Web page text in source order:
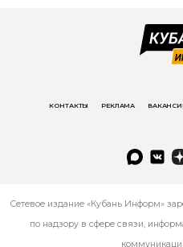
КОНТАКТЫ РЕКЛАМА
Сетевое издание «Кубань Информ»
по надзору в сфере связи,